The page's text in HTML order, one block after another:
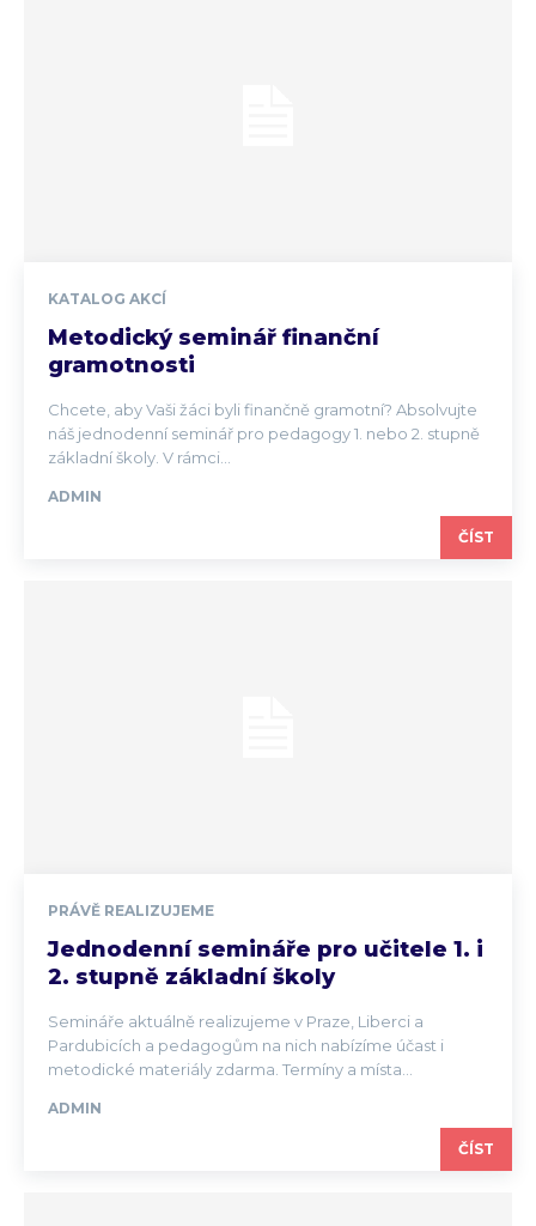
KATALOG AKCÍ
Metodický seminář finanční
gramotnosti
Chcete, aby Vaši žáci byli finančně gramotní? Absolvujte
náš jednodenní seminář pro pedagogy 1. nebo 2. stupně
základní školy. V rámci...
ADMIN
ČÍST
PRÁVĚ REALIZUJEME
Jednodenní semináře pro učitele 1. i
2. stupně základní školy
Semináře aktuálně realizujeme v Praze, Liberci a
Pardubicích a pedagogům na nich nabízíme účast i
metodické materiály zdarma. Termíny a místa...
ADMIN
ČÍST